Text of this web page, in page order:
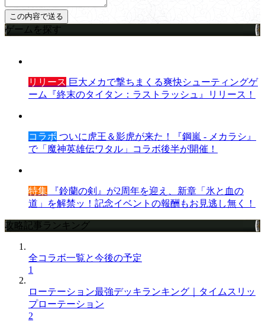
ゲームを探す
リリース 巨大メカで撃ちまくる爽快シューティングゲ
ーム『終末のタイタン：ラストラッシュ』リリース！
コラボ ついに虎王＆影虎が来た！『鋼嵐 - メカラシ』
で「魔神英雄伝ワタル」コラボ後半が開催！
特集 『鈴蘭の剣』が2周年を迎え、新章「氷と血の
道」を解禁ッ！記念イベントの報酬もお見逃し無く！
攻略記事ランキング
全コラボ一覧と今後の予定
1
ローテーション最強デッキランキング｜タイムスリッ
プローテーション
2